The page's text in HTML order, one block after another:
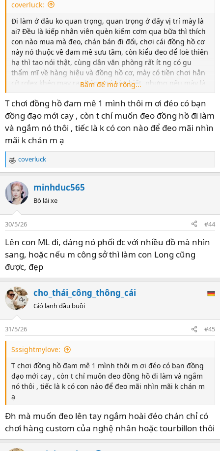
coverluck:
Đi làm ở đâu ko quan trọng, quan trọng ở đấy vị trí mày là
ai? Đều là kiếp nhân viên quèn kiếm cơm qua bữa thì thích
con nào mua mà đeo, chán bán đi đổi, chơi cái đồng hồ cơ
này nó thuộc về đam mê sưu tầm, còn kiểu đeo để loè thiên
hạ thì tao nói thật, cùng dân văn phòng rất ít ng có gu
thẩm mĩ về hàng hiệu và đồng hồ cơ, mày có tiền chơi hẳn
cỡ rolex khéo may ra chúng nó còn biết, nhưng nếu mày là
nhân viên có khi chúng nó lại nghĩ mày đeo hàng shoppe.
Còn để loè gái thì đeo apple watch khéo còn đc đánh giá
cao hơn.
Chơi là để mình ngắm mình vui, mình tìm bạn đồng đạo
đàm luận, chứ chơi mà còn phải nhìn ánh mắt thiên hạ thì
chơi làm gì phí tiền ra.
Bấm để mở rộng...
T chơi đồng hồ đam mê 1 mình thôi m ơi đéo có bạn
đồng đạo mới cay , còn t chỉ muốn đeo đồng hồ đi làm
và ngắm nó thôi , tiếc là k có con nào để đeo mãi nhìn
mãi k chán m ạ
R
e
a
c
t
n
s
:
coverluck
minhduc565
Bò lái xe
30/5/26 #44
Lên con ML đi, dáng nó phối đc với nhiều đồ mà nhìn
sang, hoặc nếu m công sở thì làm con Long cũng
được, đẹp
cho_thái_công_thông_cái
Gió lạnh đầu buồi
31/5/26 #45
Sssightmylove:
T chơi đồng hồ đam mê 1 mình thôi m ơi đéo có bạn đồng
đạo mới cay , còn t chỉ muốn đeo đồng hồ đi làm và ngắm
nó thôi , tiếc là k có con nào để đeo mãi nhìn mãi k chán m
ạ
Đh mà muốn đeo lên tay ngắm hoài đéo chán chỉ có
chơi hàng custom của nghệ nhân hoặc tourbillon thôi